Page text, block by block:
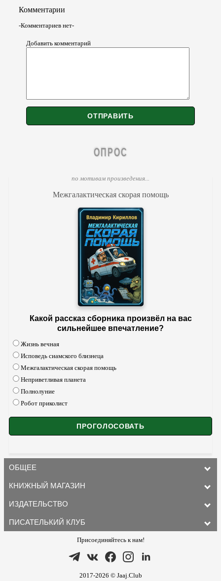
Комментарии
-Комментариев нет-
Добавить комментарий
ОПРОС
по мотивам произведения...
Межгалактическая скорая помощь
Какой рассказ сборника произвёл на вас
сильнейшее впечатление?
Жизнь вечная
Исповедь сиамского близнеца
Межгалактическая скорая помощь
Неприветливая планета
Полнолуние
Робот приколист
ОБЩЕЕ
КНИЖНЫЙ МАГАЗИН
ИЗДАТЕЛЬСТВО
ПИСАТЕЛЬКИЙ КЛУБ
Присоединяйтесь к нам!
2017-2026 © Jaaj.Club